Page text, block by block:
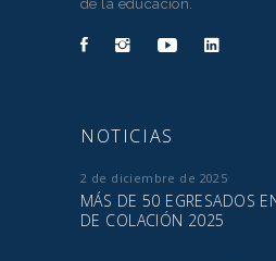
de la educación.
NOTICIAS
2 de diciembre de 2025
MÁS DE 50 EGRESADOS
DE COLACIÓN 2025